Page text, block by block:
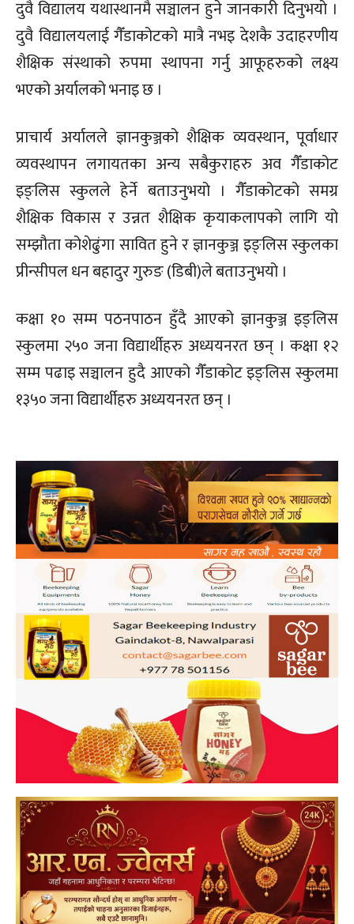
दुवै विद्यालय यथास्थानमै सञ्चालन हुने जानकारी दिनुभयो ।
दुवै विद्यालयलाई गैँडाकोटको मात्रै नभइ देशकै उदाहरणीय
शैक्षिक संस्थाको रुपमा स्थापना गर्नु आफूहरुको लक्ष्य
भएको अर्यालको भनाइ छ ।
प्राचार्य अर्यालले ज्ञानकुञ्जको शैक्षिक व्यवस्थान, पूर्वाधार
व्यवस्थापन लगायतका अन्य सबैकुराहरु अव गैँडाकोट
इङ्लिस स्कुलले हेर्ने बताउनुभयो । गैँडाकोटको समग्र
शैक्षिक विकास र उन्नत शैक्षिक कृयाकलापको लागि यो
सम्झौता कोशेढुंगा सावित हुने र ज्ञानकुञ्ज इङ्लिस स्कुलका
प्रीन्सीपल धन बहादुर गुरुङ (डिबी)ले बताउनुभयो ।
कक्षा १० सम्म पठनपाठन हुँदै आएको ज्ञानकुञ्ज इङ्लिस
स्कुलमा २५० जना विद्यार्थीहरु अध्ययनरत छन् । कक्षा १२
सम्म पढाइ सञ्चालन हुदै आएको गैँडाकोट इङ्लिस स्कुलमा
१३५० जना विद्यार्थीहरु अध्ययनरत छन् ।